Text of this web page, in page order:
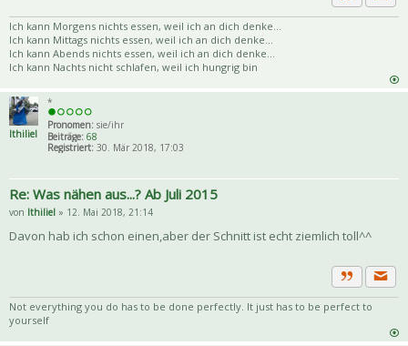
Zitat
Ich kann Morgens nichts essen, weil ich an dich denke...
Ich kann Mittags nichts essen, weil ich an dich denke...
Ich kann Abends nichts essen, weil ich an dich denke...
Ich kann Nachts nicht schlafen, weil ich hungrig bin
Ithiliel
*
Pronomen: sie/ihr
Beiträge: 68
Registriert: 30. Mär 2018, 17:03
Re: Was nähen aus...? Ab Juli 2015
von Ithiliel » 12. Mai 2018, 21:14
Davon hab ich schon einen,aber der Schnitt ist echt ziemlich toll^^
Zitat
Not everything you do has to be done perfectly. It just has to be perfect to
yourself